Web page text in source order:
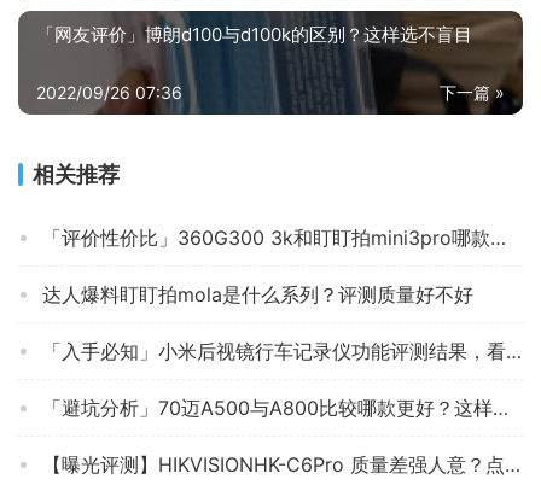
「网友评价」博朗d100与d100k的区别？这样选不盲目
下一篇 »
2022/09/26 07:36
相关推荐
「评价性价比」360G300 3k和盯盯拍mini3pro哪款好？只选对的不选贵的
达人爆料盯盯拍mola是什么系列？评测质量好不好
「入手必知」小米后视镜行车记录仪功能评测结果，看看买家怎么样评价的
「避坑分析」70迈A500与A800比较哪款更好？这样选不盲目
【曝光评测】HIKVISIONHK-C6Pro 质量差强人意？点评 行车记录仪 应该怎么样选择！